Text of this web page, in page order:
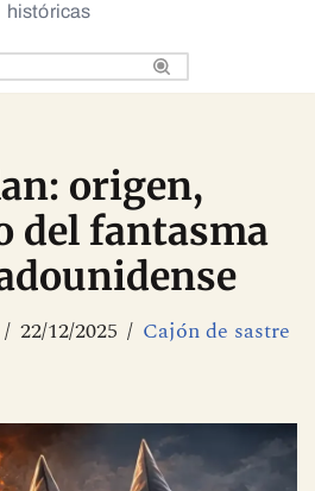
históricas
origen,
del fantasma
22/12/2025 Cajón de sastre